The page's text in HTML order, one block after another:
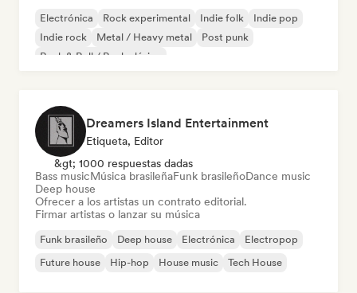
Electrónica Rock experimental Indie folk
Indie pop
Indie rock
Metal / Heavy metal
Post punk
Rock & Roll / Rock clásico
Dreamers Island Entertainment
Etiqueta, Editor
&gt; 1000 respuestas dadas
Bass musicMúsica brasileñaFunk brasileñoDance music
Deep house
Ofrecer a los artistas un contrato editorial.
Firmar artistas o lanzar su música
Funk brasileño Deep house Electrónica
Electropop
Future house
Hip-hop House music Tech House